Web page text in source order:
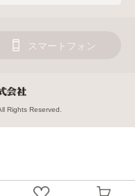
スマートフォン
Rights Reserved.